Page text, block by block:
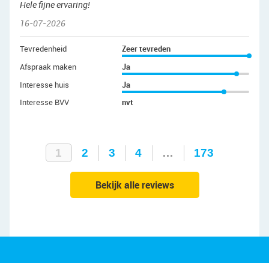
Hele fijne ervaring!
16-07-2026
Tevredenheid
Zeer tevreden
Afspraak maken
Ja
Interesse huis
Ja
Interesse BVV
nvt
1 2 3 4 … 173
Bekijk alle reviews